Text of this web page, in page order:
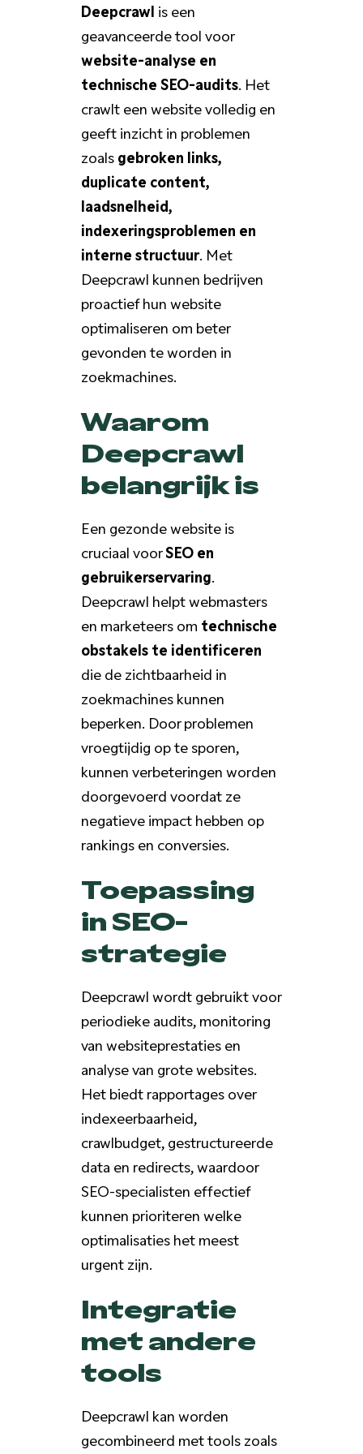
Deepcrawl is een
geavanceerde tool voor
website-analyse en
technische SEO-audits. Het
crawlt een website volledig en
geeft inzicht in problemen
zoalsgebroken links,
duplicate content,
laadsnelheid,
indexeringsproblemen en
interne structuur. Met
Deepcrawl kunnen bedrijven
proactief hun website
optimaliseren om beter
gevonden te worden in
zoekmachines.
Waarom
Deepcrawl
belangrijk is
Een gezonde website is
cruciaal voorSEO en
gebruikerservaring.
Deepcrawl helpt webmasters
en marketeers om technische
obstakels te identificeren
die de zichtbaarheid in
zoekmachines kunnen
beperken. Door problemen
vroegtijdig op te sporen,
kunnen verbeteringen worden
doorgevoerd voordat ze
negatieve impact hebben op
rankings en conversies.
Toepassing
in SEO-
strategie
Deepcrawl wordt gebruikt voor
periodieke audits, monitoring
van websiteprestaties en
analyse van grote websites.
Het biedt rapportages over
indexeerbaarheid,
crawlbudget, gestructureerde
data en redirects, waardoor
SEO-specialisten effectief
kunnen prioriteren welke
optimalisaties het meest
urgent zijn.
Integratie
met andere
tools
Deepcrawl kan worden
gecombineerd met tools zoals